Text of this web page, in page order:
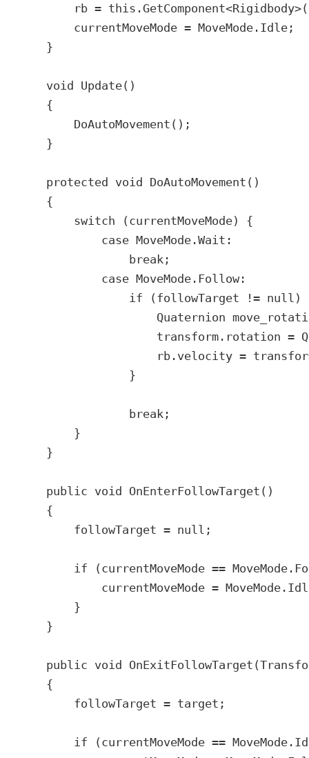
rb =
        currentMoveMode = MoveMode.Idle;
    }
    void Update()
    {
        DoAutoMovement();
    }
    protected void DoAutoMovement()
    {
        switch (currentMoveMode) {
            case MoveMode.Wait:
                break;
            case MoveMode.Follow:
if (followTarget != null)
Quaternion
transform.rotation =
rb.velocity =
                }
                break;
        }
    }
    public void OnEnterFollowTarget()
    {
        followTarget = null;
if (currentMoveMode ==
currentMoveMode =
        }
    }
public void
    {
        followTarget = target;
if (currentMoveMode ==